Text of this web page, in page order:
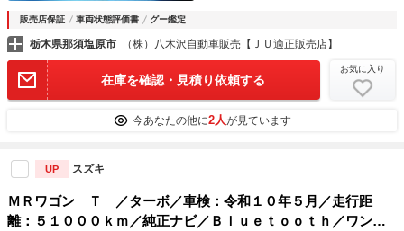
販売店保証 車両状態評価書 グー鑑定
栃木県那須塩原市 （株）八木沢自動車販売【ＪＵ適正販売店】
在庫を確認・見積り依頼する
お気に入り
今あなたの他に2人が見ています
UP スズキ
ＭＲワゴン Ｔ ／ターボ／車検：令和１０年５月／走行距
離：５１０００ｋｍ／純正ナビ／Ｂｌｕｅｔｏｏｔｈ／ワンセ